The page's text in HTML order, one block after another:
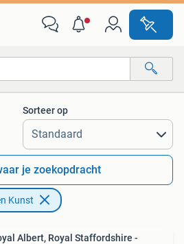
afstanden…
Sorteer op
je zoekopdracht
Kunst
Albert, Royal Staffordshire -